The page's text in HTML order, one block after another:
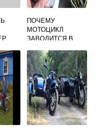
ПОЧЕМУ
МОТОЦИКЛ
ЗАВОДИТСЯ В
СТОРОНУ